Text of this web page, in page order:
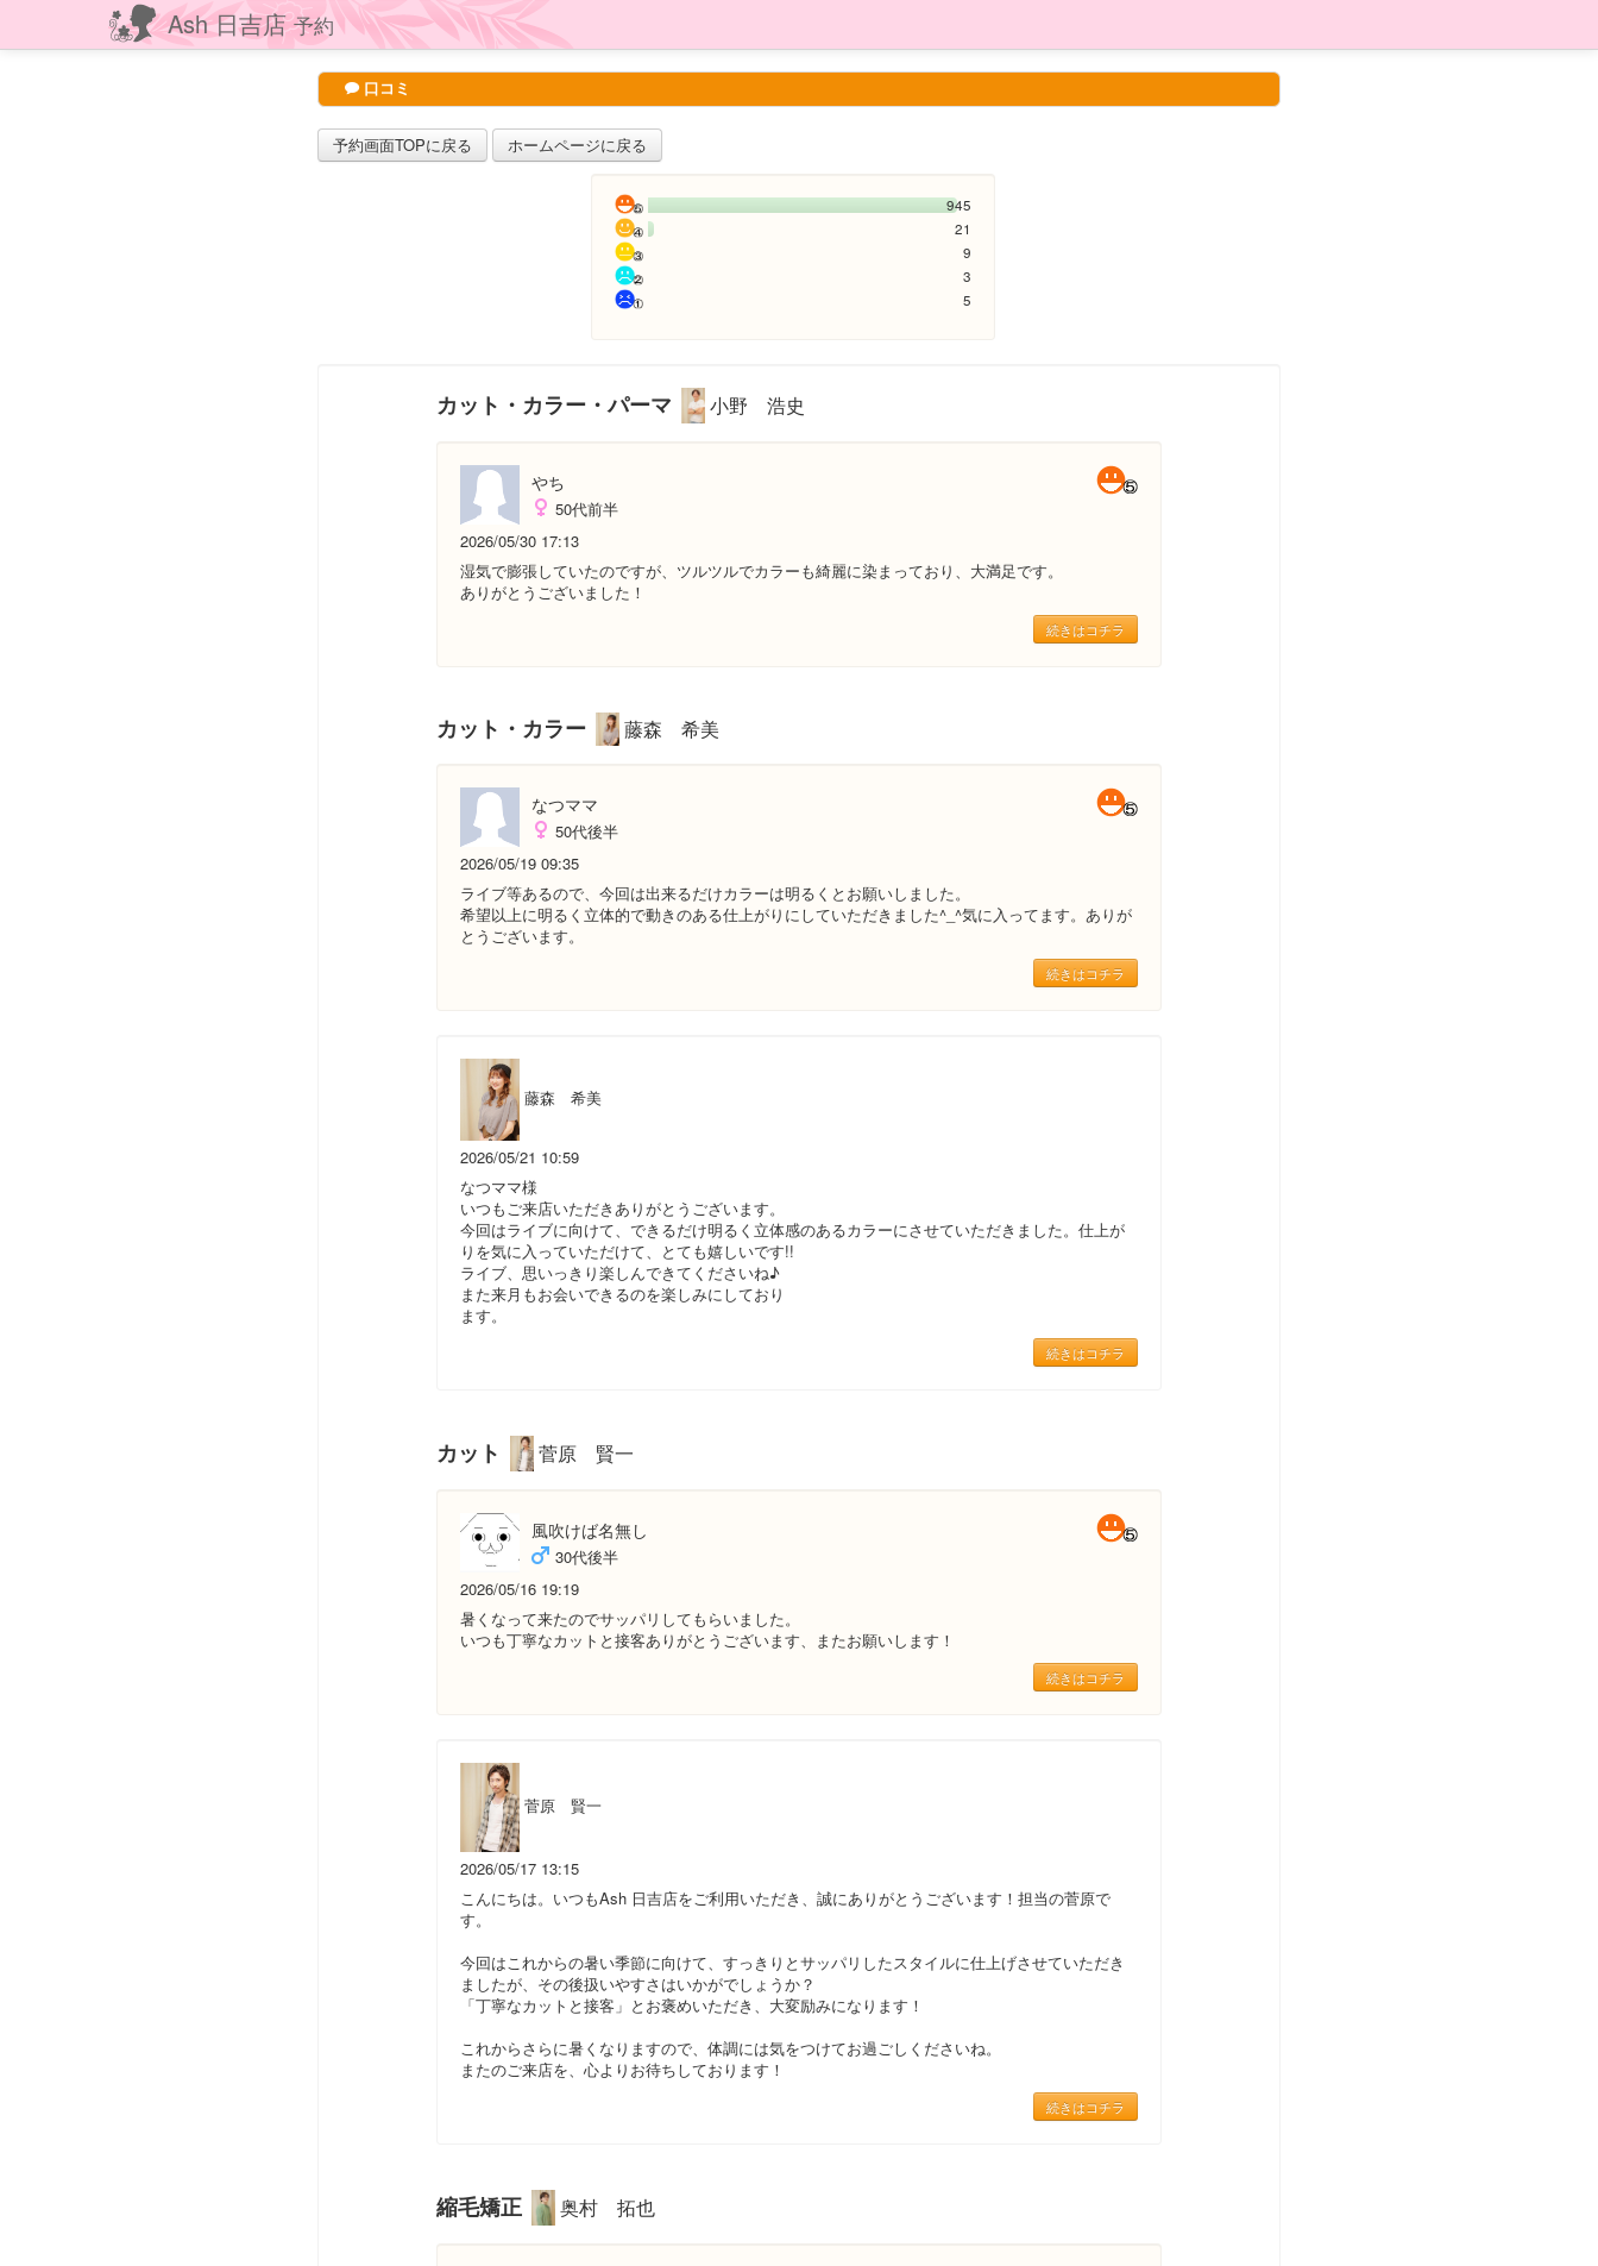
Ash 日吉店予約
口コミ
予約画面TOPに戻る ホームページに戻る
945
21
9
3
5
カット・カラー・パーマ 小野 浩史
やち
50代前半
2026/05/30 17:13
湿気で膨張していたのですが、ツルツルでカラーも綺麗に染まっており、大満足です。
ありがとうございました！
続きはコチラ
カット・カラー 藤森 希美
なつママ
50代後半
2026/05/19 09:35
ライブ等あるので、今回は出来るだけカラーは明るくとお願いしました。
希望以上に明るく立体的で動きのある仕上がりにしていただきました^_^気に入ってます。ありが
とうございます。
続きはコチラ
藤森 希美
2026/05/21 10:59
なつママ様
いつもご来店いただきありがとうございます。
今回はライブに向けて、できるだけ明るく立体感のあるカラーにさせていただきました。仕上が
りを気に入っていただけて、とても嬉しいです!!
ライブ、思いっきり楽しんできてくださいね♪
また来月もお会いできるのを楽しみにしており
ます。
続きはコチラ
カット 菅原 賢一
風吹けば名無し
30代後半
2026/05/16 19:19
暑くなって来たのでサッパリしてもらいました。
いつも丁寧なカットと接客ありがとうございます、またお願いします！
続きはコチラ
菅原 賢一
2026/05/17 13:15
こんにちは。いつもAsh 日吉店をご利用いただき、誠にありがとうございます！担当の菅原で
す。
今回はこれからの暑い季節に向けて、すっきりとサッパリしたスタイルに仕上げさせていただき
ましたが、その後扱いやすさはいかがでしょうか？
「丁寧なカットと接客」とお褒めいただき、大変励みになります！
これからさらに暑くなりますので、体調には気をつけてお過ごしくださいね。
またのご来店を、心よりお待ちしております！
続きはコチラ
縮毛矯正 奥村 拓也